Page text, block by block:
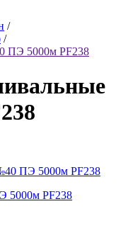
/
/
ПЭ 5000м PF238